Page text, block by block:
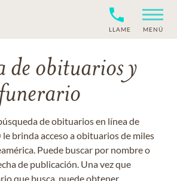
LLAME MENÚ
de obituarios y
de obituarios en línea de
brinda acceso a obituarios de miles
Puede buscar por nombre o
de publicación. Una vez que
que busca, puede obtener